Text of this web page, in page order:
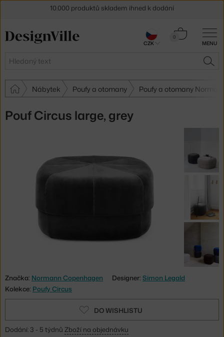
MENU
Hledat
0
Košík
Nábytek Poufy a otomany Poufy a otomany
Pouf Circus large, grey
Značka: Normann Copenhagen Designer: Simon Legald
Kolekce: Poufy Circus
DO WISHLISTU
Dodání: 3 - 5 týdnů Zboží na objednávku
30 dní na vrácení zboží
CZK